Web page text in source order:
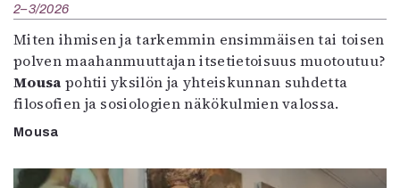
2–3/2026
Miten ihmisen ja tarkemmin ensimmäisen tai toisen
polven maahanmuuttajan itsetietoisuus muotoutuu?
Mousa pohtii yksilön ja yhteiskunnan suhdetta
filosofien ja sosiologien näkökulmien valossa.
Mousa